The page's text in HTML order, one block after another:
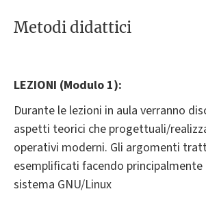
Metodi didattici
LEZIONI (Modulo 1):
Durante le lezioni in aula verranno
aspetti teorici che progettuali/
operativi moderni. Gli argomenti
esemplificati facendo
sistema GNU/Linux